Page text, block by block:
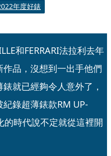
年度好錶
和FERRARI法拉利去年
品，沒想到一出手他們
就已經夠令人意外了，
錄超薄錶款RM UP-
的時代說不定就從這裡開